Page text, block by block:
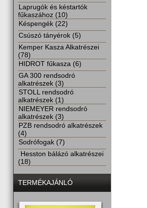
Laprugók és késtartók
fűkaszához (10)
Késpengék (22)
Csúszó tányérok (5)
Kemper Kasza Alkatrészei
(78)
HIDROT fűkasza (6)
GA 300 rendsodró
alkatrészek (3)
STOLL rendsodró
alkatrészek (1)
NIEMEYER rendsodró
alkatrészek (3)
PZB rendsodró alkatrészek
(4)
Sodrófogak (7)
Hesston bálázó alkatrészei
(18)
TERMÉKAJÁNLÓ